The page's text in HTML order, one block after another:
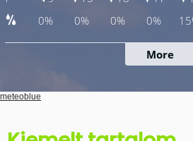
meteoblue